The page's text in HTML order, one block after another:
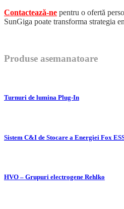
Contactează-ne pentru o ofertă
SunGiga poate transforma strategia
Produse asemanatoare
Turnuri de lumina Plug-In
Sistem C&I de Stocare a Energiei Fox
HVO – Grupuri electrogene Rehlko